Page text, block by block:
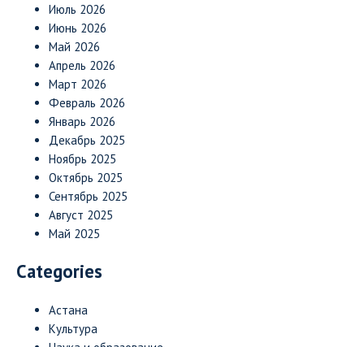
Июль 2026
Июнь 2026
Май 2026
Апрель 2026
Март 2026
Февраль 2026
Январь 2026
Декабрь 2025
Ноябрь 2025
Октябрь 2025
Сентябрь 2025
Август 2025
Май 2025
Categories
Астана
Культура